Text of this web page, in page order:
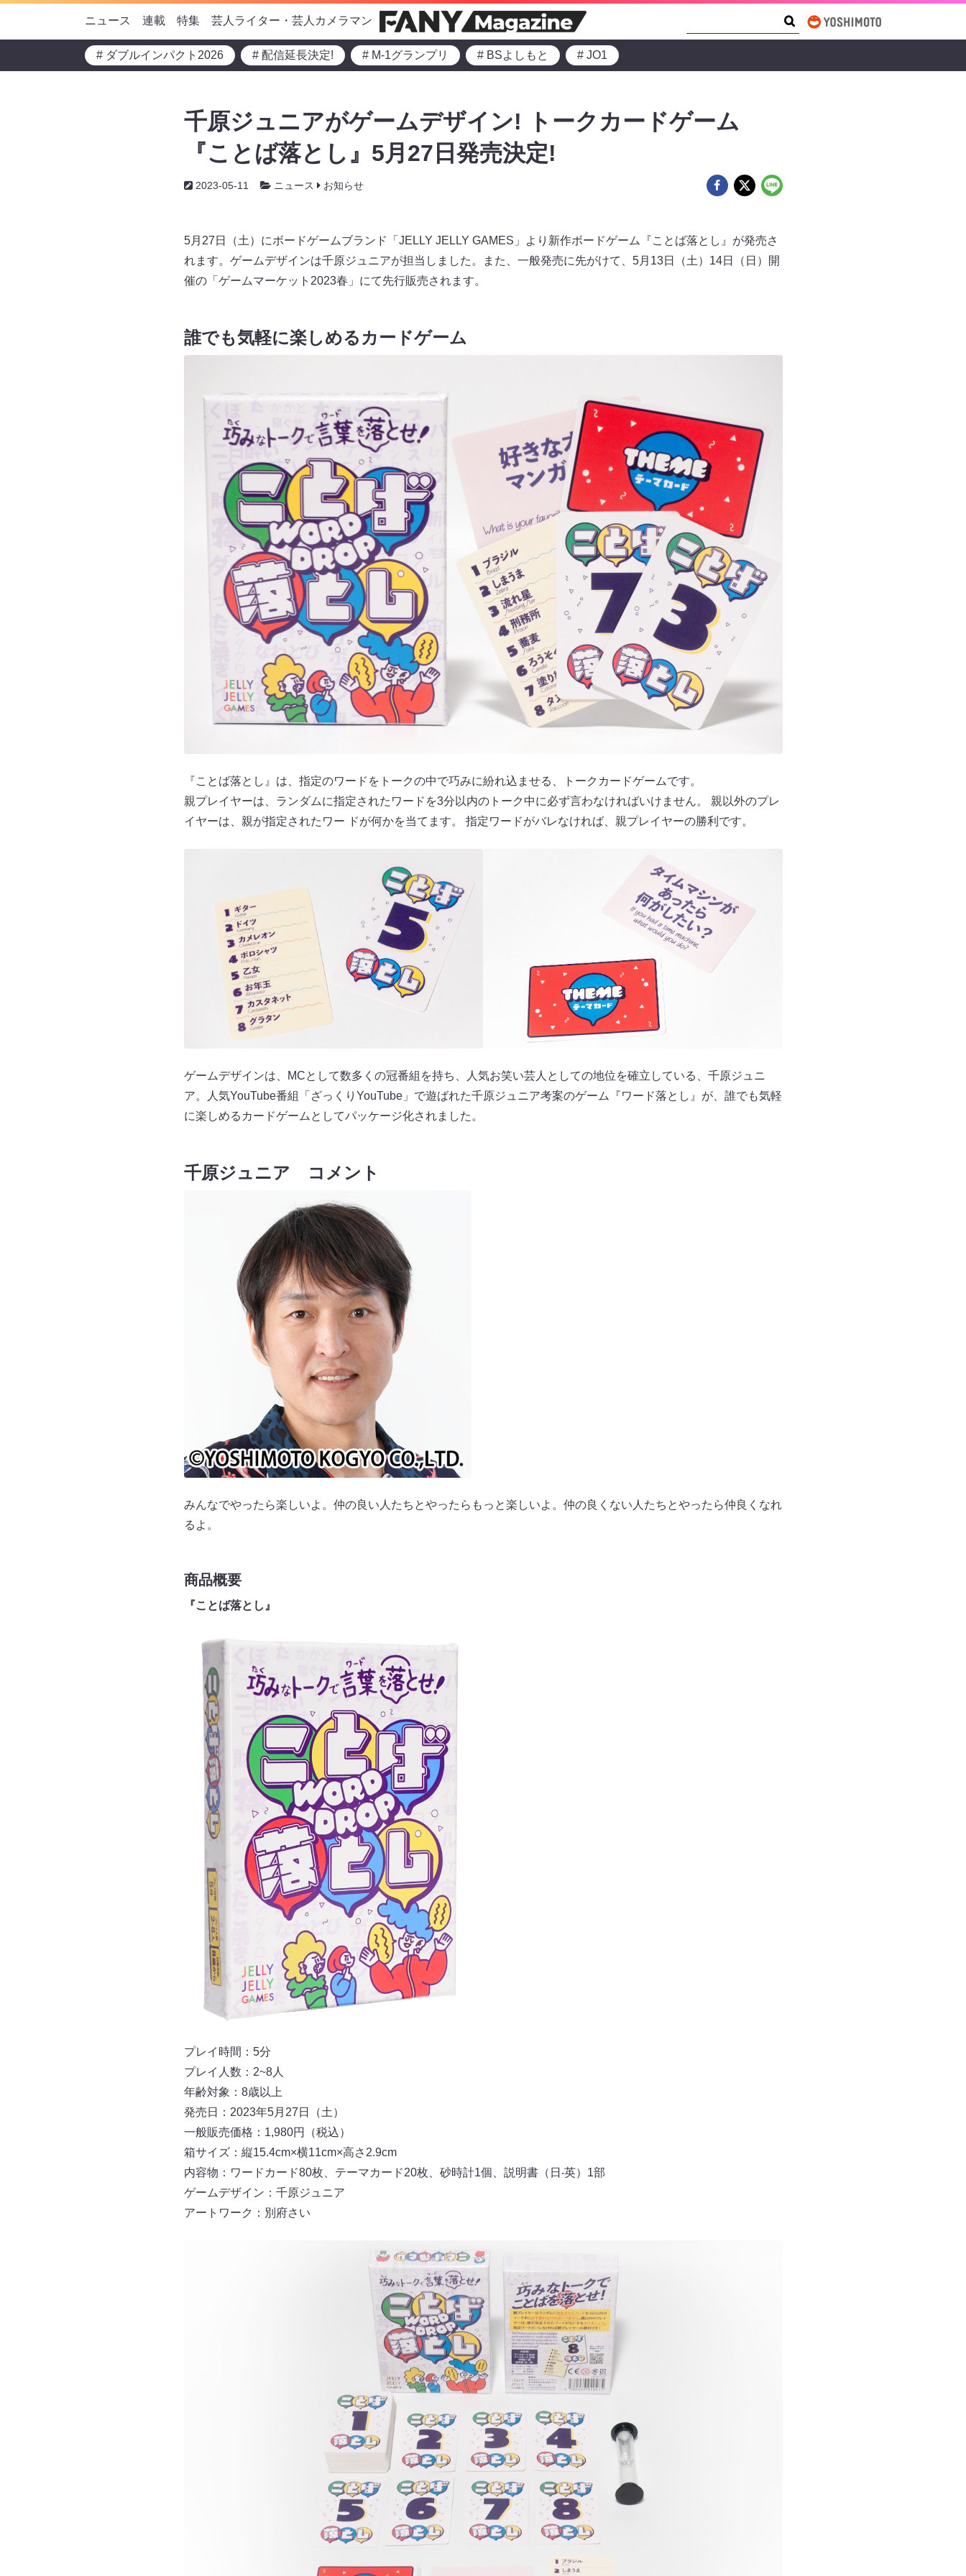
ニュース 連載 特集 芸人ライター・芸人カメラマン
# ダブルインパクト2026 # 配信延長決定! # M-1グランプリ # BSよしもと # JO1
千原ジュニアがゲームデザイン! トークカードゲーム
『ことば落とし』5月27日発売決定!
2023-05-11 ニュース お知らせ
5月27日（土）にボードゲームブランド「JELLY JELLY GAMES」より新作ボードゲーム『ことば落とし』が発売さ
れます。ゲームデザインは千原ジュニアが担当しました。また、一般発売に先がけて、5月13日（土）14日（日）開
催の「ゲームマーケット2023春」にて先行販売されます。
誰でも気軽に楽しめるカードゲーム
『ことば落とし』は、指定のワードをトークの中で巧みに紛れ込ませる、トークカードゲームです。
親プレイヤーは、ランダムに指定されたワードを3分以内のトーク中に必ず言わなければいけません。 親以外のプレ
イヤーは、親が指定されたワー ドが何かを当てます。 指定ワードがバレなければ、親プレイヤーの勝利です。
ゲームデザインは、MCとして数多くの冠番組を持ち、人気お笑い芸人としての地位を確立している、千原ジュニ
ア。人気YouTube番組「ざっくりYouTube」で遊ばれた千原ジュニア考案のゲーム『ワード落とし』が、誰でも気軽
に楽しめるカードゲームとしてパッケージ化されました。
千原ジュニア コメント
みんなでやったら楽しいよ。仲の良い人たちとやったらもっと楽しいよ。仲の良くない人たちとやったら仲良くなれ
るよ。
商品概要
『ことば落とし』
プレイ時間：5分
プレイ人数：2~8人
年齢対象：8歳以上
発売日：2023年5月27日（土）
一般販売価格：1,980円（税込）
箱サイズ：縦15.4cm×横11cm×高さ2.9cm
内容物：ワードカード80枚、テーマカード20枚、砂時計1個、説明書（日‧英）1部
ゲームデザイン：千原ジュニア
アートワーク：別府さい